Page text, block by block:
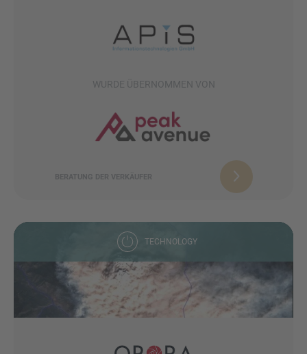
WURDE ÜBERNOMMEN VON
BERATUNG DER VERKÄUFER
TECHNOLOGY